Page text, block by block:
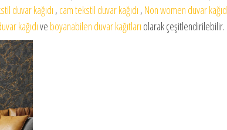
duvar kağıdı , cam tekstil duvar kağıdı , Non women duvar
kağıdıve boyanabilen duvar kağıtları olarak çeşitlendirilebilir.